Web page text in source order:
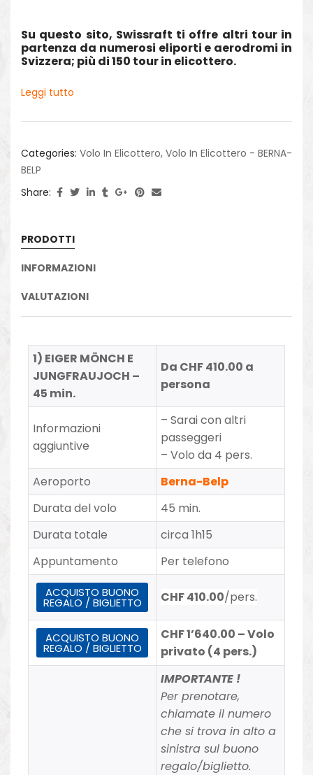
Su questo sito, Swissraft ti offre altri tour in
partenza da numerosi eliporti e aerodromi in
Svizzera; più di 150 tour in elicottero.
Leggi tutto
Categories: Volo In Elicottero, Volo In Elicottero - BERNA-
BELP
Share:
PRODOTTI
INFORMAZIONI
VALUTAZIONI
1) EIGER MÖNCH E
JUNGFRAUJOCH –
45 min.
Da CHF 410.00 a
persona
Informazioni
aggiuntive
– Sarai con altri
passeggeri
– Volo da 4 pers.
Aeroporto
Berna-Belp
Durata del volo
45 min.
Durata totale
circa 1h15
Appuntamento
Per telefono
ACQUISTO BUONO
REGALO / BIGLIETTO CHF410.00/pers.
ACQUISTO BUONO
REGALO / BIGLIETTO
CHF 1’640.00 –Volo
privato (4 pers.)
IMPORTANTE !
Per prenotare,
chiamate il numero
che si trova in alto a
sinistra sul buono
regalo/biglietto.